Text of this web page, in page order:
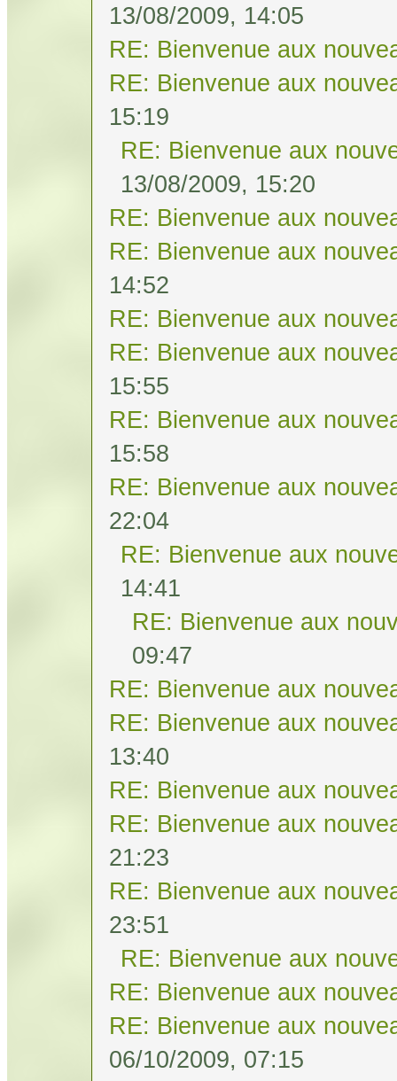
13/08/2009, 14:05
RE: Bienvenue aux
RE: Bienvenue aux
15:19
RE: Bienvenue aux
13/08/2009, 15:20
RE: Bienvenue aux
RE: Bienvenue aux
14:52
RE: Bienvenue aux
RE: Bienvenue aux
15:55
RE: Bienvenue aux
15:58
RE: Bienvenue aux
22:04
RE: Bienvenue aux
14:41
RE: Bienvenue aux
09:47
RE: Bienvenue aux
RE: Bienvenue aux
13:40
RE: Bienvenue aux
RE: Bienvenue aux
21:23
RE: Bienvenue aux
23:51
RE: Bienvenue aux
RE: Bienvenue aux
RE: Bienvenue aux
06/10/2009, 07:15